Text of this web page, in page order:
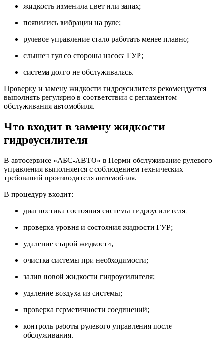
жидкость изменила цвет или запах;
появились вибрации на руле;
рулевое управление стало работать менее плавно;
слышен гул со стороны насоса ГУР;
система долго не обслуживалась.
Проверку и замену жидкости гидроусилителя рекомендуется
выполнять регулярно в соответствии с регламентом
обслуживания автомобиля.
Что входит в замену жидкости
гидроусилителя
В автосервисе «АБС-АВТО» в Перми обслуживание рулевого
управления выполняется с соблюдением технических
требований производителя автомобиля.
В процедуру входит:
диагностика состояния системы гидроусилителя;
проверка уровня и состояния жидкости ГУР;
удаление старой жидкости;
очистка системы при необходимости;
залив новой жидкости гидроусилителя;
удаление воздуха из системы;
проверка герметичности соединений;
контроль работы рулевого управления после
обслуживания.